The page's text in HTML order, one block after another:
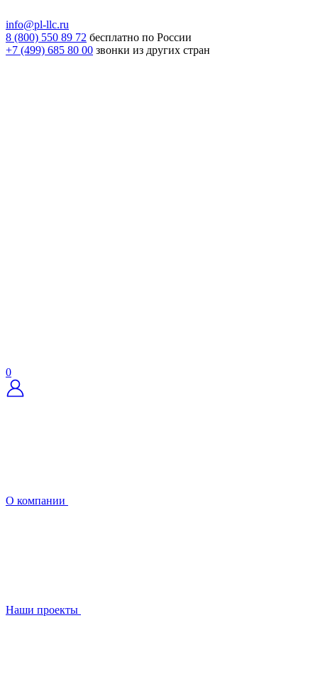
info@pl-llc.ru
8 (800) 550 89 72 бесплатно по России
+7 (499) 685 80 00 звонки из других стран
0
О компании
Наши проекты